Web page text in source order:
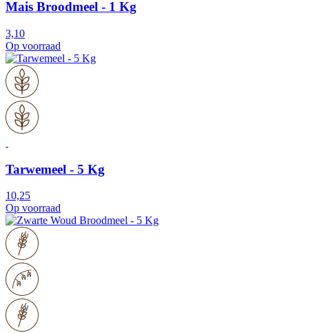
Mais Broodmeel - 1 Kg
3,10
Op voorraad
Tarwemeel - 5 Kg
10,25
Op voorraad